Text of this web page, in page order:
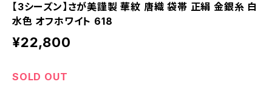
【3シーズン】さが美謹製 華紋 唐織 袋帯 正絹 金銀糸 白
水色 オフホワイト 618
¥22,800
SOLD OUT